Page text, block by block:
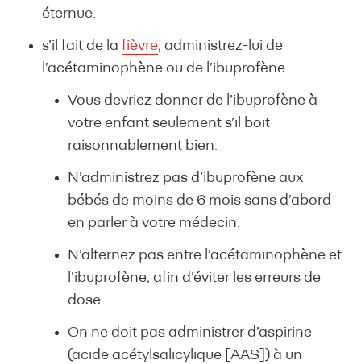
éternue.
s’il fait de la fièvre, administrez-lui de
l’acétaminophène ou de l’ibuprofène.
Vous devriez donner de l’ibuprofène à
votre enfant seulement s’il boit
raisonnablement bien.
N’administrez pas d’ibuprofène aux
bébés de moins de 6 mois sans d’abord
en parler à votre médecin.
N’alternez pas entre l’acétaminophène et
l’ibuprofène, afin d’éviter les erreurs de
dose.
On ne doit pas administrer d’aspirine
(acide acétylsalicylique [AAS]) à un